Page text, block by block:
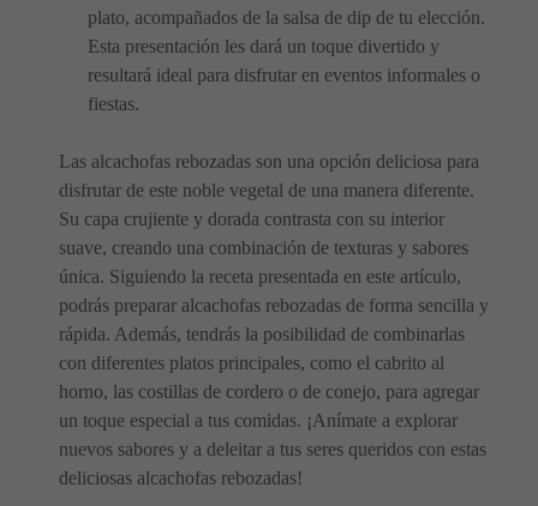
plato, acompañados de la salsa de dip de tu elección.
Esta presentación les dará un toque divertido y
resultará ideal para disfrutar en eventos informales o
fiestas.
Las alcachofas rebozadas son una opción deliciosa para
disfrutar de este noble vegetal de una manera diferente.
Su capa crujiente y dorada contrasta con su interior
suave, creando una combinación de texturas y sabores
única. Siguiendo la receta presentada en este artículo,
podrás preparar alcachofas rebozadas de forma sencilla y
rápida. Además, tendrás la posibilidad de combinarlas
con diferentes platos principales, como el cabrito al
horno, las costillas de cordero o de conejo, para agregar
un toque especial a tus comidas. ¡Anímate a explorar
nuevos sabores y a deleitar a tus seres queridos con estas
deliciosas alcachofas rebozadas!